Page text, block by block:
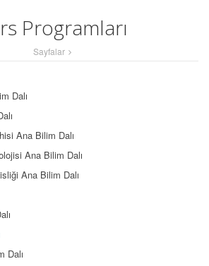
Programları
Sayfalar
Dalı
Ana Bilim Dalı
Ana Bilim Dalı
Ana Bilim Dalı
Dalı